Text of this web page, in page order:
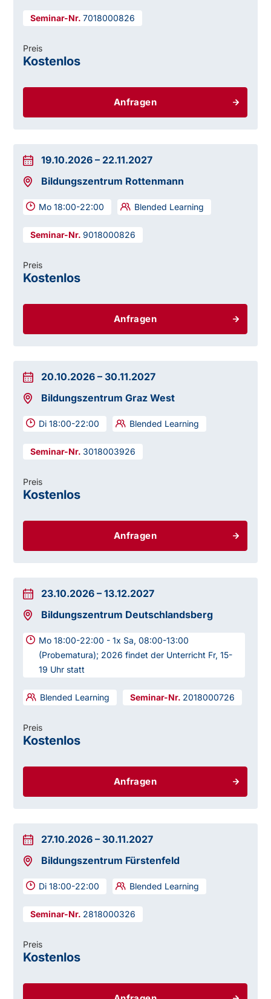
7018000826
Anfragen
Preis
Kostenlos
19.10.2026 – 22.11.2027
Bildungszentrum Rottenmann
Mo 18:00-22:00 Blended Learning
9018000826
Anfragen
Preis
Kostenlos
20.10.2026 – 30.11.2027
Bildungszentrum Graz West
Di 18:00-22:00 Blended Learning
3018003926
Anfragen
Preis
Kostenlos
23.10.2026 –13.12.2027
Bildungszentrum Deutschlandsberg
Mo 18:00-22:00 - 1x Sa, 08:00-13:00
(Probematura); 2026 findet der Unterricht Fr, 15-
19 Uhr statt
Blended Learning 2018000726
Anfragen
Preis
Kostenlos
27.10.2026 – 30.11.2027
Bildungszentrum Fürstenfeld
Di 18:00-22:00 Blended Learning
2818000326
Preis
Kostenlos